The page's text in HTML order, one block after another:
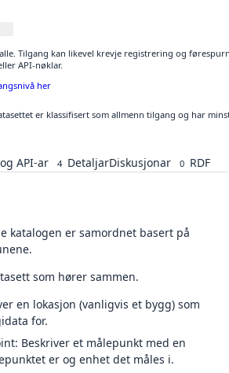
Tilgang kan likevel krevje registrering og
API-nøklar.
her
er klassifisert som allmenn tilgang og har
API-ar 4 DetaljarDiskusjonar 0 RDF
katalogen er samordnet basert på
som hører sammen.
en lokasjon (vanligvis et bygg) som
for.
Beskriver et målepunkt med en
er og enhet det måles i.